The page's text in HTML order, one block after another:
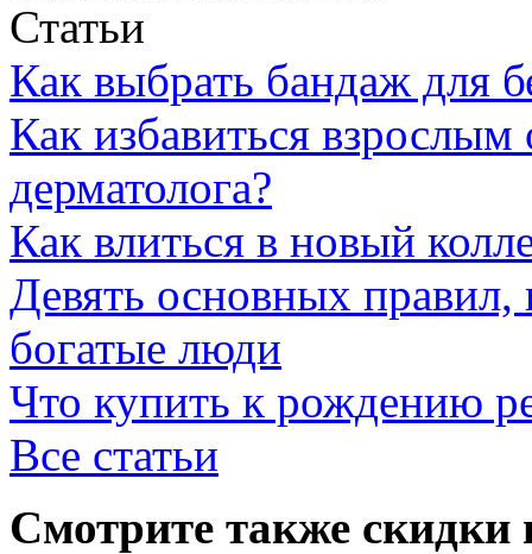
Статьи
Как выбрать бандаж для
Как избавиться
дерматолога?
Как влиться в новый
Девять основных
богатые люди
Что купить к рождению
Все статьи
Смотрите также скидки